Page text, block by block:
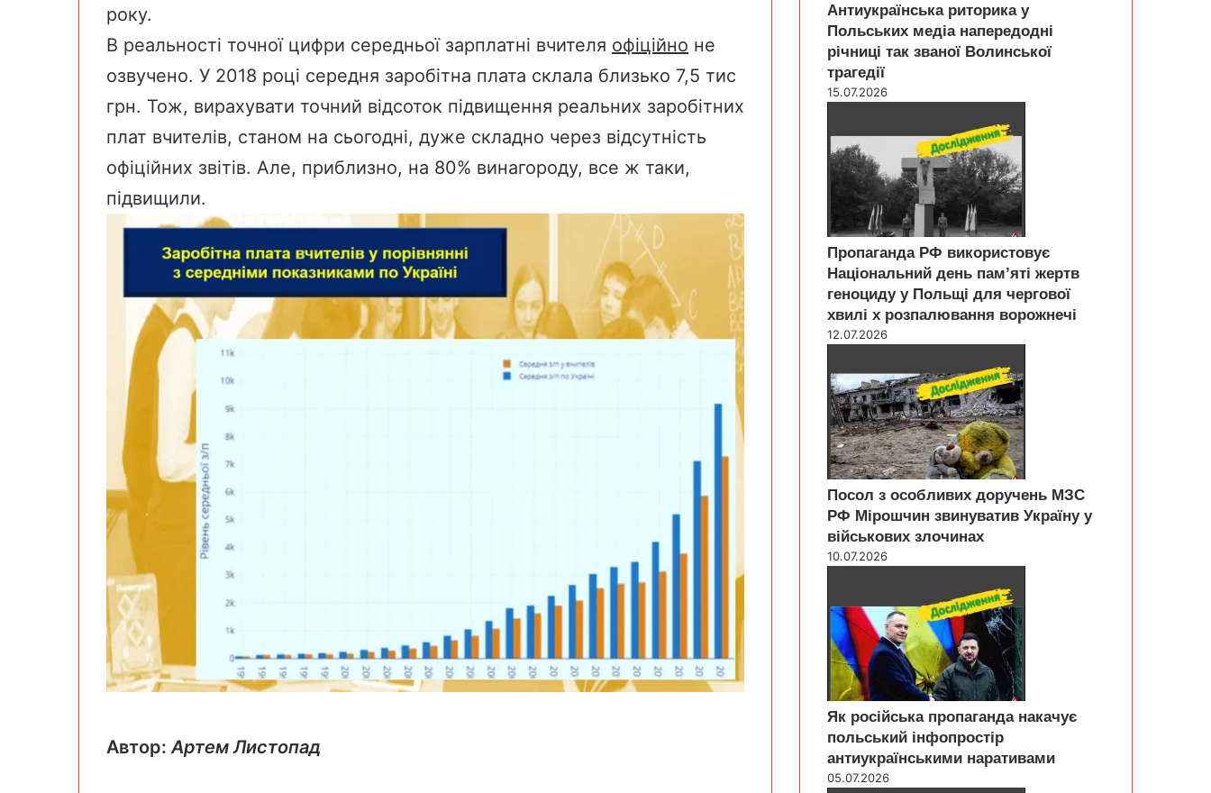
року.
В реальності точної цифри середньої зарплатні вчителя офіційно не
озвучено. У 2018 році середня заробітна плата склала близько 7,5 тис
грн. Тож, вирахувати точний відсоток підвищення реальних заробітних
плат вчителів, станом на сьогодні, дуже складно через відсутність
офіційних звітів. Але, приблизно, на 80% винагороду, все ж таки,
підвищили.
Автор:Артем Листопад
Антиукраїнська риторика у
Польських медіа напередодні
річниці так званої Волинської
трагедії
15.07.2026
Пропаганда РФ використовує
Національний день пам’яті жертв
геноциду у Польщі для чергової
хвилі х розпалювання ворожнечі
12.07.2026
Посол з особливих доручень МЗС
РФ Мірошчин звинуватив Україну у
військових злочинах
10.07.2026
Як російська пропаганда накачує
польський інфопростір
антиукраїнськими наративами
05.07.2026